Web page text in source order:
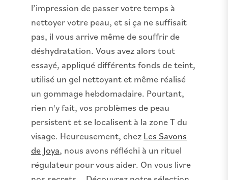
l’impression de passer votre temps à
nettoyer votre peau, et si ça ne suffisait
pas, il vous arrive même de souffrir de
déshydratation. Vous avez alors tout
essayé, appliqué différents fonds de teint,
utilisé un gel nettoyant et même réalisé
un gommage hebdomadaire. Pourtant,
rien n'y fait, vos problèmes de peau
persistent et se localisent à la zone T du
visage. Heureusement, chez Les Savons
de Joya, nous avons réfléchi à un rituel
régulateur pour vous aider. On vous livre